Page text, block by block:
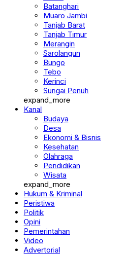
Batanghari
Muaro Jambi
Tanjab Barat
Tanjab Timur
Merangin
Sarolangun
Bungo
Tebo
Kerinci
Sungai Penuh
expand_more
Kanal
Budaya
Desa
Ekonomi & Bisnis
Kesehatan
Olahraga
Pendidikan
Wisata
expand_more
Hukum & Kriminal
Peristiwa
Politik
Opini
Pemerintahan
Video
Advertorial